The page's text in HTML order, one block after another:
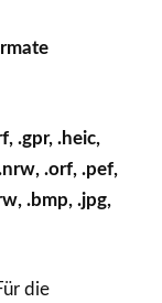
.gpr, .heic,
.orf, .pef,
.bmp, .jpg,
die